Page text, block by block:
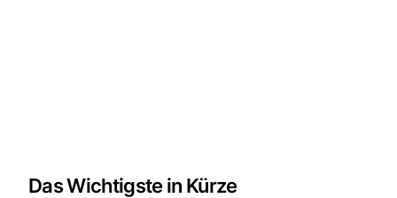
Das Wichtigste in Kürze